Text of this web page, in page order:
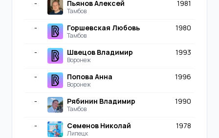
- Пьянов Алексей
Тамбов
1981
- Горшевская Любовь
Тамбов
1980
- Швецов Владимир
Воронеж
1993
- Попова Анна
Воронеж
1996
- Рябинин Владимир
Тамбов
1990
- Семенов Николай
Липецк
1978